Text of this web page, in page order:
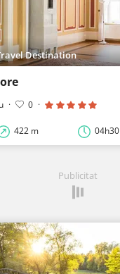
Destination
· 0 ·
422 m 04h30
Publicitat